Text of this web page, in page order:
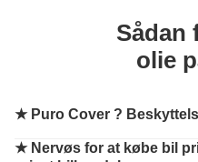
Sådan
olie
★ Puro Cover ?
★ Nervøs for at købe bil